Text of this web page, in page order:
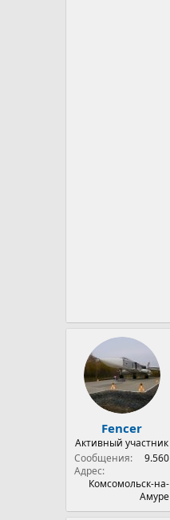
Fencer
Активный участник
Сообщения
9.560
Адрес
Комсомольск-на-
Амуре